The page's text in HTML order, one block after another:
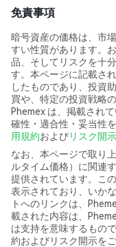
免責事項
暗号資産の価格は、市
すい性質があります。
品、そしてリスクを十
す。本ページに記載さ
したものであり、投資
買や、特定の投資戦略
Phemex は、掲載され
確性・適合性・妥当性
用規約およびリスク開示
なお、本ページで取り
ルタイム価格）に関連
提供されています。こ
表示されており、いか
トへのリンクは、
載された内容は、
は支持を意味するもの
約およびリスク開示を